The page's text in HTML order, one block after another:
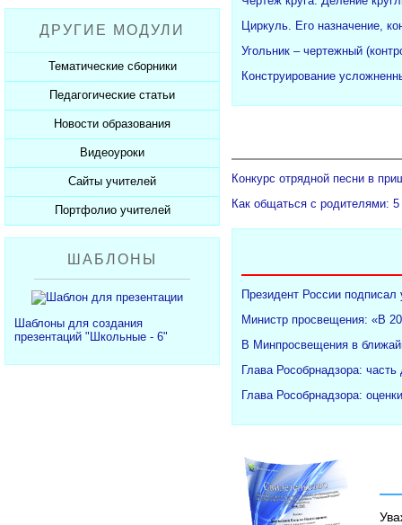
Пожарная безопасность
СанПиНы
Должностные обязанности
Планы, справки, протоколы
Презентации к Дню матери
Презентации к Новому году
Презентации к 23 февраля
Презентации к 8 марта
Презентации к Дню Победы
350 лет Петру I
Разработки учащихся
Софт для учителя
ДРУГИЕ МОДУЛИ
Тематические сборники
Сборники презентаций
Педагогические статьи
Каталог статей
Добавить статью
Новости образования
Новости образования
Видеоуроки
Видеоуроки ЕГЭ и ОГЭ
Сайты учителей
Каталог сайтов
Добавить сайт
Портфолио учителей
Каталог портфолио
Добавить портфолио
ШАБЛОНЫ
Шаблоны для создания
презентаций "Школьные - 6"
Циркуль. Его назначение,
Угольник – чертежный
Конструирование
Конкурс отрядной песни в
Как общаться с родителями: 5
Президент России подписал
Министр просвещения: «В
В Минпросвещения в
Глава Рособрнадзора:
Глава Рособрнадзора: